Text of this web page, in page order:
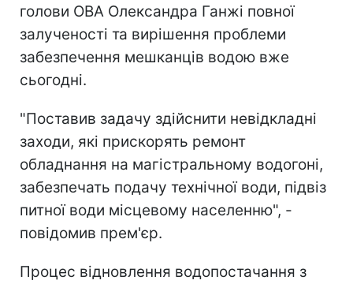
голови ОВА Олександра Ганжі повної
залученості та вирішення проблеми
забезпечення мешканців водою вже
сьогодні.
"Поставив задачу здійснити невідкладні
заходи, які прискорять ремонт
обладнання на магістральному водогоні,
забезпечать подачу технічної води, підвіз
питної води місцевому населенню", -
повідомив прем'єр.
Процес відновлення водопостачання з